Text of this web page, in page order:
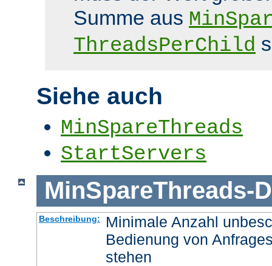
Summe aus
ThreadsPerChild
Siehe auch
MinSpareThreads
StartServers
MinSpareThreads-
Beschreibung:
Minimale Anzahl
Bedienung von
stehen